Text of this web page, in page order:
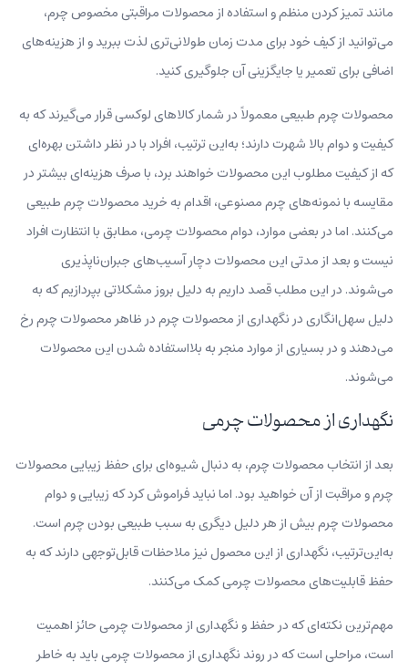
مانند تمیز کردن منظم و استفاده از محصولات مراقبتی مخصوص چرم،
می‌توانید از کیف خود برای مدت زمان طولانی‌تری لذت ببرید و از هزینه‌های
اضافی برای تعمیر یا جایگزینی آن جلوگیری کنید.
محصولات چرم طبیعی معمولاً در شمار کالاهای لوکسی قرار می‌گیرند که به
کیفیت و دوام بالا شهرت دارند؛ به‌این ترتیب، افراد با در نظر داشتن بهره‌ای
که از کیفیت مطلوب این محصولات خواهند برد، با صرف هزینه‌ای بیشتر در
مقایسه با نمونه‌های چرم مصنوعی، اقدام به خرید محصولات چرم طبیعی
می‌کنند. اما در بعضی موارد، دوام محصولات چرمی، مطابق با انتظارت افراد
نیست و بعد از مدتی این محصولات دچار آسیب‌های جبران‌ناپذیری
می‌شوند. در این مطلب قصد داریم به دلیل بروز مشکلاتی بپردازیم که به
دلیل سهل‌انگاری در نگهداری از محصولات چرم در ظاهر محصولات چرم رخ
می‌دهند و در بسیاری از موارد منجر به بلااستفاده شدن این محصولات
می‌شوند.
نگهداری از محصولات چرمی
بعد از انتخاب محصولات چرم، به دنبال شیوه‌ای برای حفظ زیبایی محصولات
چرم و مراقبت از آن خواهید بود. اما نباید فراموش کرد که زیبایی و دوام
محصولات چرم بیش از هر دلیل دیگری به سبب طبیعی بودن چرم است.
به‌این‌ترتیب‌، نگهداری از این محصول نیز ملاحظات قابل‌توجهی دارند که به
حفظ قابلیت‌های محصولات چرمی کمک می‌کنند.
مهم‌ترین نکته‌ای که در حفظ و نگهداری از محصولات چرمی حائز اهمیت
است، مراحلی است که در روند نگهداری از محصولات چرمی باید به خاطر